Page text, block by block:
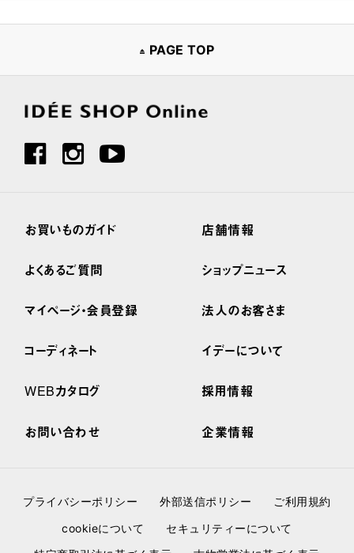
PAGE TOP
お買いものガイド
よくあるご質問
マイページ・会員登録
コーディネート
WEBカタログ
お問い合わせ
店舗情報
ショップニュース
法人のお客さま
イデーについて
採用情報
企業情報
プライバシーポリシー 外部送信ポリシー
ご利用規約
cookieについて
セキュリティーについて